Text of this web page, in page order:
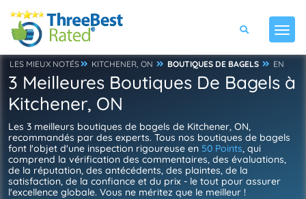
LES MIEUX NOTÉS KITCHENER, ON BOUTIQUES DE BAGELS EN
3 Meilleures Boutiques De Bagels à
Kitchener, ON
Les 3 meilleurs boutiques de bagels de Kitchener, ON,
recommandés par des experts. Tous nos boutiques de bagels
font l'objet d'une inspection rigoureuse en 50 Points, qui
comprend la vérification des commentaires, des évaluations,
de la réputation, des antécédents, des plaintes, de la
satisfaction, de la confiance et du prix - le tout pour assurer
l'excellence globale. Vous ne méritez que le meilleur !